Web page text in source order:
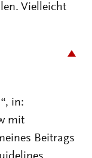
Vielleicht
“, in:
mit
Beitrags